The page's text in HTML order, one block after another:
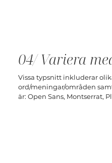
04/ Variera
Vissa typsnitt inkluderar
ord/meningar/områden
är: Open Sans, Montserrat,